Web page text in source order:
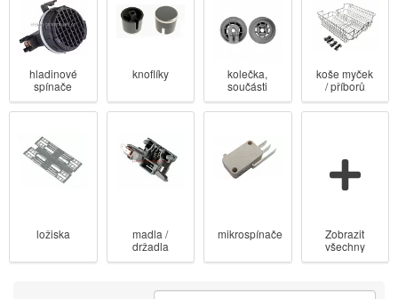
hladinové
spínače
knoflíky
kolečka,
součásti
košů
koše myček
/ příborů
ložiska
madla /
držadla
dveří
mikrospínače
Zobrazit
všechny
kategorie